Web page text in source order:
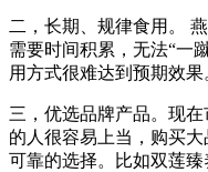
二，长期、规律食用。
需要时间积累，无法“一
用方式很难达到预期效果
三，优选品牌产品。现
的人很容易上当，购买
可靠的选择。比如双莲